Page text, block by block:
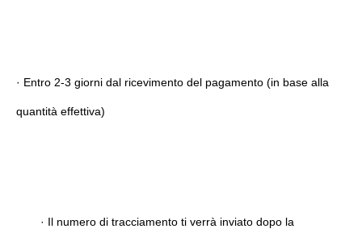
· Entro 2-3 giorni dal ricevimento del pagamento (in base alla
quantità effettiva)
· Il numero di tracciamento ti verrà inviato dopo la